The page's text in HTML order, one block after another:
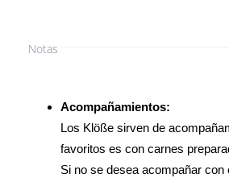
Notas
Acompañamientos:
Los Klöße sirven de
favoritos es con carnes
Si no se desea acompañar con